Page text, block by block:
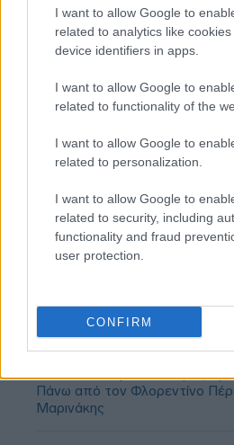
I want to allow Google to
related to analytics like
device identifiers in apps.
I want to allow Google to
related to functionality of the
I want to allow Google to
related to personalization.
I want to allow Google to
related to security, including
functionality and fraud
user protection.
CONFIRM
από την αρχική τιμή πώλησης
Οι πλουσιότεροι ιδιοκτήτες
Πάνω από τον Φλορεντίνο
Μαρινάκης